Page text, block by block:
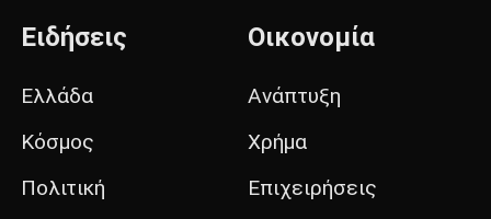
Ειδήσεις
Ελλάδα
Κόσμος
Πολιτική
Οικονομία
Ανάπτυξη
Χρήμα
Επιχειρήσεις